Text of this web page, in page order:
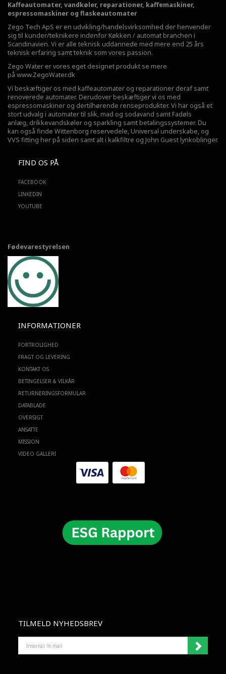
Kaffeautomater, vandkøler, reparationer, kaffemaskiner,
espressomaskiner og flaskeautomater
Zego Tech ApS er en udvikling/handelsvirksomhed der henvender
sig til kunder/teknikere indenfor Køkken / automat branchen i
Scandinavien. Vi er alle teknisk uddannede med mere end 25 års
teknisk erfaring samt teknik som vores passion.
Zego Water er vores eget designet produkt se mere
på www.ZegoWater.dk
Vi beskæftiger os med kaffeautomater og reparationer deraf samt
renoverede automater. Derudover beskæftiger vi os med
espressomaskiner og dertilhørende renseprodukter. Vi har også et
stort udvalg i automater til slik, mad og sodavand samt Fadøls
anlæg, drikkevandskøler og sparkling samt betalingssystemer. Du
kan også finde Wittenborg reservedele, Universal underskabe, og
VVS fitting her på siden samt alt i kalkfiltre og John Guest lynkoblinger.
FIND OS PÅ
FACEBOOK
LINKEDIN
YOUTUBE
Fødevarestyrelsen
INFORMATIONER
FORTROLIGHED
FRAGT OG LEVERING
KONTAKT OS
BETINGELSER & VILKÅR
RETURNERINGSFORMULAR
DATABLADE
OVERSIGT
ANSATTE
MISSION
VIDEO GALLERI
TILMELD NYHEDSBREV
MAIL